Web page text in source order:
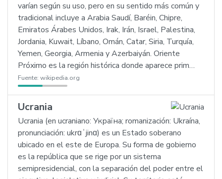
varían según su uso, pero en su sentido más común y
tradicional incluye a Arabia Saudí, Baréin, Chipre,
Emiratos Árabes Unidos, Irak, Irán, Israel, Palestina,
Jordania, Kuwait, Líbano, Omán, Catar, Siria, Turquía,
Yemen, Georgia, Armenia y Azerbaiyán. Oriente
Próximo es la región histórica donde aparece prim…
Fuente: wikipedia.org
Ucrania
Ucrania (en ucraniano: Україна; romanización: Ukraína,
pronunciación: ukrɑˈjinɑ) es un Estado soberano
ubicado en el este de Europa. Su forma de gobierno
es la república que se rige por un sistema
semipresidencial, con la separación del poder entre el